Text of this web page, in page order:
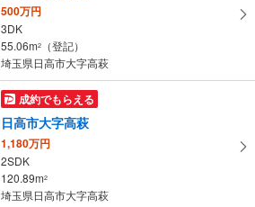
500万円
3DK
55.06m2
（登記）
埼玉県日高市大字高萩
成約でもらえる
日高市大字高萩
1,180万円
2SDK
120.89m2
埼玉県日高市大字高萩